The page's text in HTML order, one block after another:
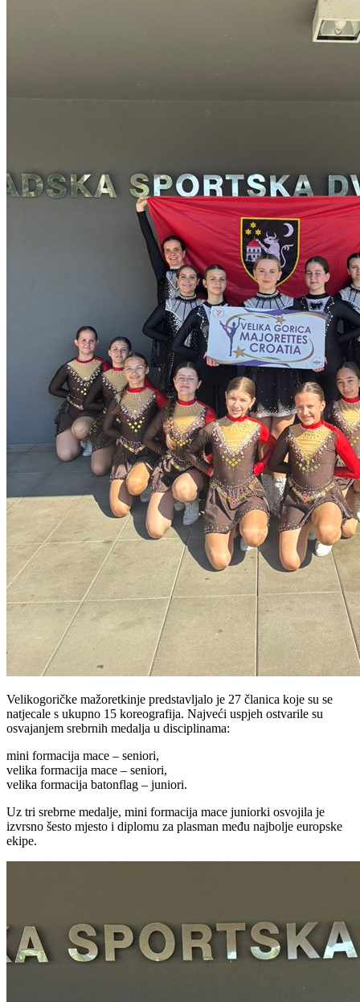
Velikogoričke mažoretkinje predstavljalo je 27 članica koje su se
natjecale s ukupno 15 koreografija. Najveći uspjeh ostvarile su
osvajanjem srebrnih medalja u disciplinama:
mini formacija mace – seniori,
velika formacija mace – seniori,
velika formacija batonflag – juniori.
Uz tri srebrne medalje, mini formacija mace juniorki osvojila je
izvrsno šesto mjesto i diplomu za plasman među najbolje europske
ekipe.